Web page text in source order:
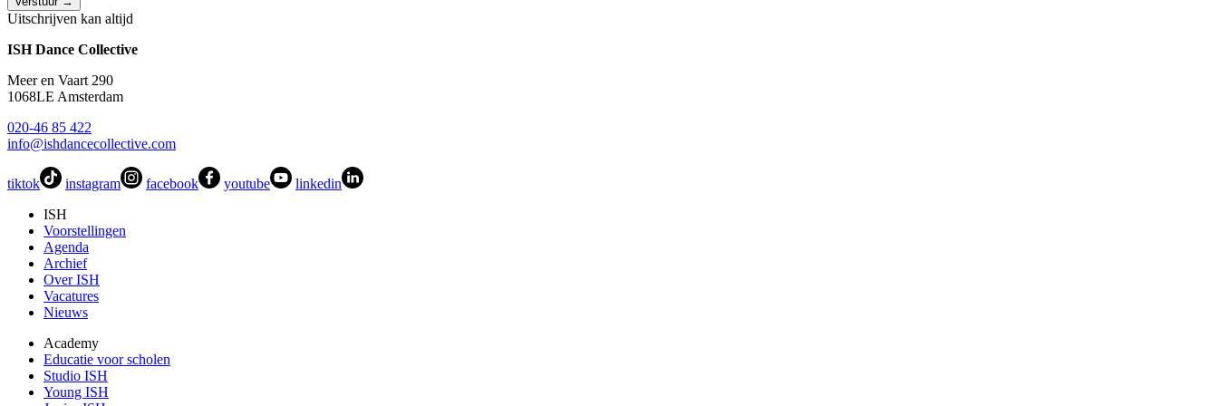
Uitschrijven kan altijd
ISH Dance Collective
Meer en Vaart 290
1068LE Amsterdam
020-46 85 422
info@ishdancecollective.com
tiktok instagram facebook youtube
linkedin
ISH
Voorstellingen
Agenda
Archief
Over ISH
Vacatures
Nieuws
Academy
Educatie voor scholen
Studio ISH
Young ISH